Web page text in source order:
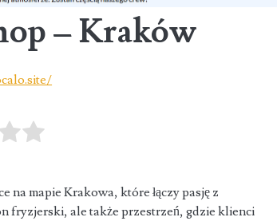
– Kraków
na mapie Krakowa, które łączy pasję z
fryzjerski, ale także przestrzeń, gdzie klienci